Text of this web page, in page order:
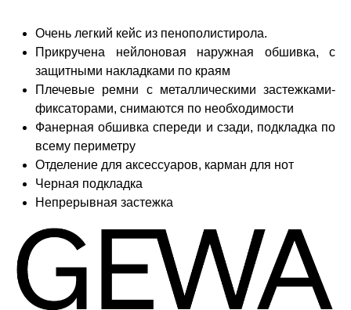
Очень легкий кейс из пенополистирола.
Прикручена нейлоновая наружная обшивка, с
защитными накладками по краям
Плечевые ремни с металлическими застежками-
фиксаторами, снимаются по необходимости
Фанерная обшивка спереди и сзади, подкладка по
всему периметру
Отделение для аксессуаров, карман для нот
Черная подкладка
Непрерывная застежка